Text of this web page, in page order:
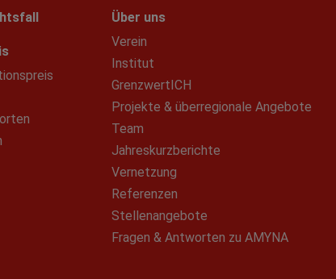
Über uns
Verein
Institut
GrenzwertICH
Projekte & überregionale Angebote
Team
Jahreskurzberichte
Vernetzung
Referenzen
Stellenangebote
Fragen & Antworten zu AMYNA